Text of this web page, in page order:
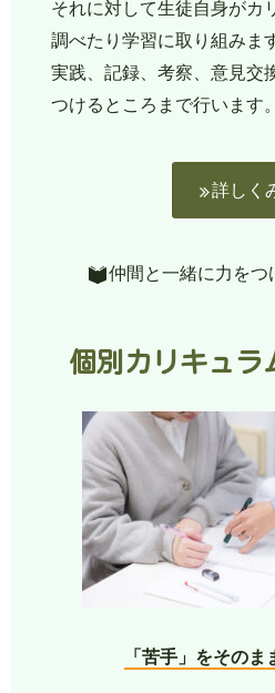
それに対して生徒自身がカ
調べたり学習に取り組みま
実践、記録、考察、意見交
つけるところまで行います。
詳しく
仲間と一緒に力をつ
個別カリキュラ
「苦手」をその